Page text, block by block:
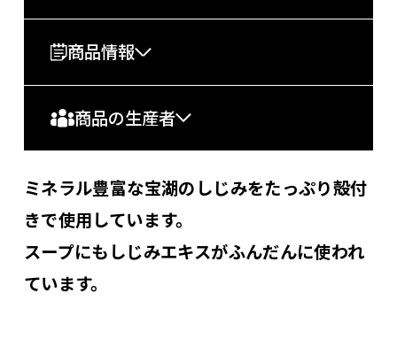
商品情報
商品の生産者
ミネラル豊富な宝湖のしじみをたっぷり殻付
きで使用しています。
スープにもしじみエキスがふんだんに使われ
ています。